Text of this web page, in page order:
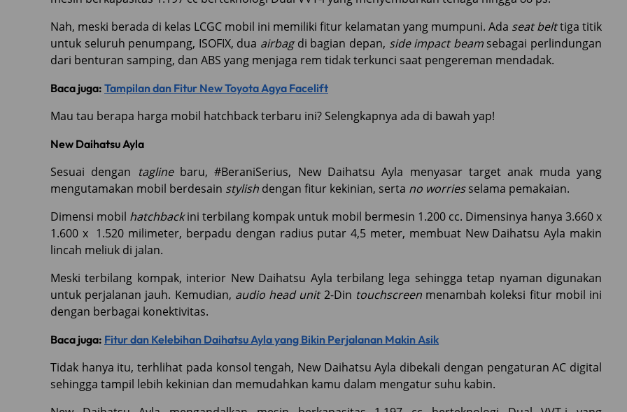
Nah, meski berada di kelas LCGC mobil ini memiliki fitur kelamatan yang mumpuni. Ada seat belttiga titik
untuk seluruh penumpang, ISOFIX, dua airbagdi bagian depan, side impact beamsebagai perlindungan
dari benturan samping, dan ABS yang menjaga rem tidak terkunci saat pengereman mendadak.
Baca juga: Tampilan dan Fitur New Toyota Agya Facelift
Mau tau berapa harga mobil hatchback terbaru ini? Selengkapnya ada di bawah yap!
New Daihatsu Ayla
Sesuai dengan taglinebaru, #BeraniSerius, New Daihatsu Ayla menyasar target anak muda yang
mengutamakan mobil berdesain stylish dengan fitur kekinian, serta no worriesselama pemakaian.
Dimensi mobil hatchbackini terbilang kompak untuk mobil bermesin 1.200 cc. Dimensinya hanya 3.660 x
1.600 x 1.520 milimeter, berpadu dengan radius putar 4,5 meter, membuat New Daihatsu Ayla makin
lincah meliuk di jalan.
Meski terbilang kompak, interior New Daihatsu Ayla terbilang lega sehingga tetap nyaman digunakan
untuk perjalanan jauh. Kemudian, audio head unit2-Din touchscreenmenambah koleksi fitur mobil ini
dengan berbagai konektivitas.
Baca juga: Fitur dan Kelebihan Daihatsu Ayla yang Bikin Perjalanan Makin Asik
Tidak hanya itu, terhlihat pada konsol tengah, New Daihatsu Ayla dibekali dengan pengaturan AC digital
sehingga tampil lebih kekinian dan memudahkan kamu dalam mengatur suhu kabin.